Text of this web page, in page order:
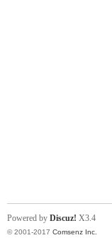
Powered by Discuz! X3.4
© 2001-2017 Comsenz Inc.